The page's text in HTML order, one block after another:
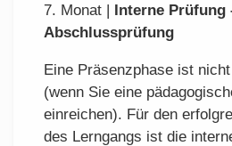
7. Monat | Interne Prüfung
Abschlussprüfung
Eine Präsenzphase ist
(wenn Sie eine
einreichen). Für den
des Lerngangs ist die